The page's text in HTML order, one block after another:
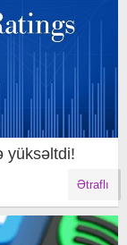
yüksəltdi!
Ətraflı